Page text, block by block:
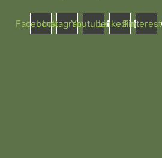
FacebookInstagramYoutubeLinkedinPinterest